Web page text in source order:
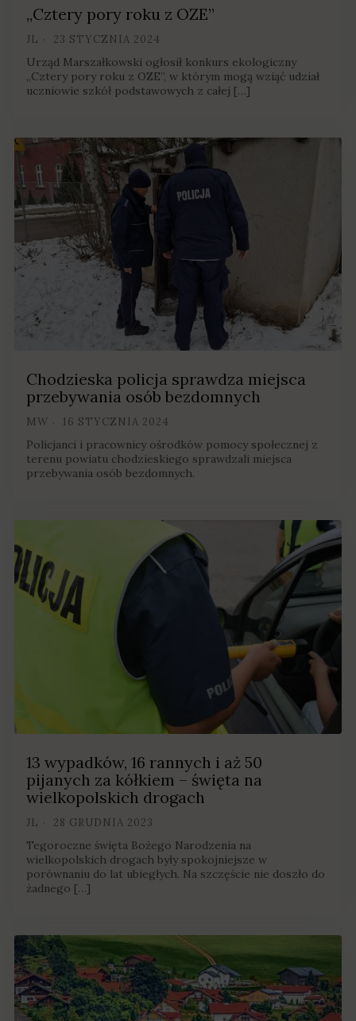
„Cztery pory roku z OZE”
JL 23 STYCZNIA 2024
Urząd Marszałkowski ogłosił konkurs ekologiczny
„Cztery pory roku z OZE”, w którym mogą wziąć udział
uczniowie szkół podstawowych z całej […]
Chodzieska policja sprawdza miejsca
przebywania osób bezdomnych
MW 16 STYCZNIA 2024
Policjanci i pracownicy ośrodków pomocy społecznej z
terenu powiatu chodzieskiego sprawdzali miejsca
przebywania osób bezdomnych.
13 wypadków, 16 rannych i aż 50
pijanych za kółkiem – święta na
wielkopolskich drogach
JL 28 GRUDNIA 2023
Tegoroczne święta Bożego Narodzenia na
wielkopolskich drogach były spokojniejsze w
porównaniu do lat ubiegłych. Na szczęście nie doszło do
żadnego […]